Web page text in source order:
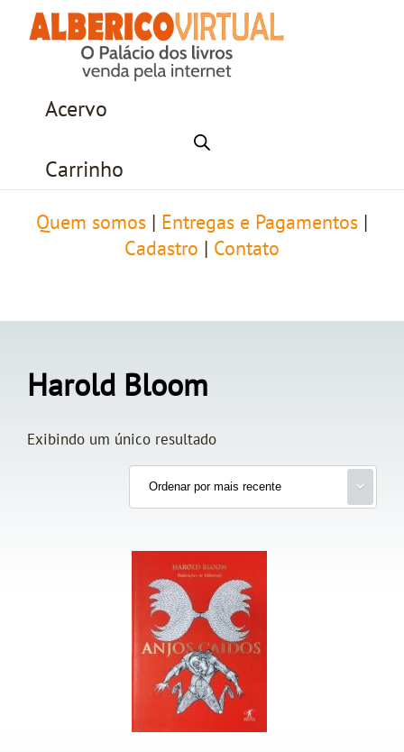
Acervo
Carrinho
Quem somos Entregas e Pagamentos
Cadastro
Contato
Harold Bloom
Exibindo um único resultado